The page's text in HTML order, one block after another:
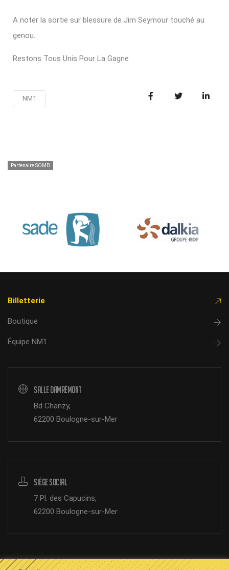
A noter la sortie sur blessure de Jim Seymour touché au
genou.
Restons Tous Unis Pour La Gagne
NM1
Partenaire SOMB
Billetterie
Boutique
Équipe NM1
Salle Damrémont
Bd Chanzy,
62200 Boulogne-sur-Mer
Siège Social
7 Pl. des Capucins,
62200 Boulogne-sur-Mer